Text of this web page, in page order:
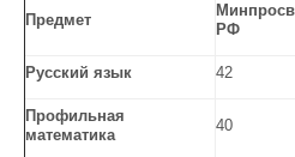
Предмет
РФ
Русский язык 42
Профильная
математика
40